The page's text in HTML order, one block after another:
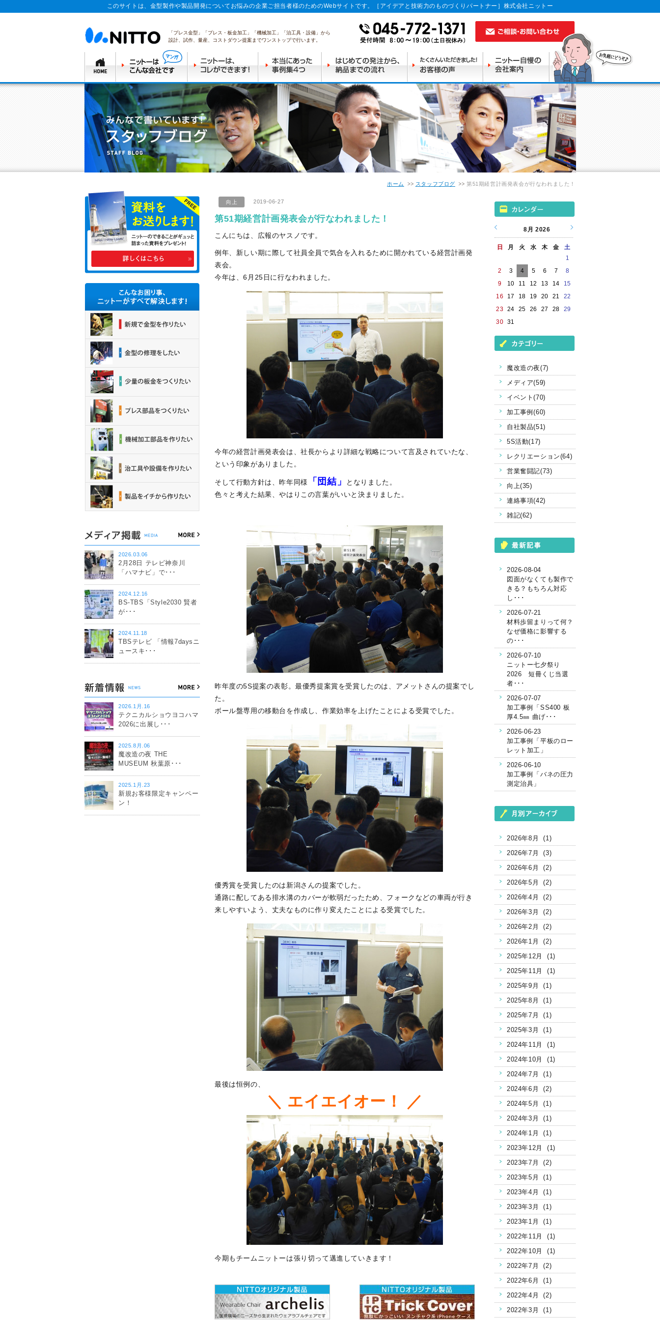
このサイトは、金型製作や製品開発についてお悩みの企業ご担当者様のためのWebサイトです。［アイデアと技術力のものづくりパートナー］株式会社ニットー
「プレス金型」「プレス・板金加工」「機械加工」「治工具・設備」から
設計、試作、量産、コストダウン提案までワンストップで行います。
ホーム スタッフブログ 第51期経営計画発表会が行なわれました！
向上 2019-06-27
第51期経営計画発表会が行なわれました！
こんにちは、広報のヤスノです。
例年、新しい期に際して社員全員で気合を入れるために開かれている経営計画発
表会。
今年は、6月25日に行なわれました。
今年の経営計画発表会は、社長からより詳細な戦略について言及されていたな、
という印象がありました。
そして行動方針は、昨年同様 「団結」
となりました。
色々と考えた結果、やはりこの言葉がいいと決まりました。
昨年度の5S提案の表彰。最優秀提案賞を受賞したのは、アメットさんの提案でし
た。
ボール盤専用の移動台を作成し、作業効率を上げたことによる受賞でした。
優秀賞を受賞したのは新潟さんの提案でした。
通路に配してある排水溝のカバーが軟弱だったため、フォークなどの車両が行き
来しやすいよう、丈夫なものに作り変えたことによる受賞でした。
最後は恒例の、
＼ エイエイオー！ ／
今期もチームニットーは張り切って邁進していきます！
8月 2026
日 月 火 水 木 金
土
1
2
3 4 5 6 7
8
9
10 11 12 13 14
15
16
17 18 19 20 21
22
23 24 25 26 27 28
29
30 31
魔改造の夜(7)
メディア(59)
イベント(70)
加工事例(60)
自社製品(51)
5S活動(17)
レクリエーション(64)
営業奮闘記(73)
向上(35)
連絡事項(42)
雑記(62)
2026-08-04
図面がなくても製作で
きる？もちろん対応
し･･･
2026-07-21
材料歩留まりって何？
なぜ価格に影響する
の･･･
2026-07-10
ニットー七夕祭り
2026 短冊くじ当選
者･･･
2026-07-07
加工事例「SS400 板
厚4.5㎜ 曲げ･･･
2026-06-23
加工事例「平板のロー
レット加工」
2026-06-10
加工事例「バネの圧力
測定治具」
2026年8月 (1)
2026年7月 (3)
2026年6月 (2)
2026年5月 (2)
2026年4月 (2)
2026年3月 (2)
2026年2月 (2)
2026年1月 (2)
2025年12月 (1)
2025年11月 (1)
2025年9月 (1)
2025年8月 (1)
2025年7月 (1)
2025年3月 (1)
2024年11月 (1)
2024年10月 (1)
2024年7月 (1)
2024年6月 (2)
2024年5月 (1)
2024年3月 (1)
2024年1月 (1)
2023年12月 (1)
2023年7月 (2)
2023年5月 (1)
2023年4月 (1)
2023年3月 (1)
2023年1月 (1)
2022年11月 (1)
2022年10月 (1)
2022年7月 (2)
2022年6月 (1)
2022年4月 (2)
2022年3月 (1)
2026.03.06
2月28日 テレビ神奈川
「ハマナビ」で･･･
2024.12.16
BS-TBS「Style2030 賢者
が･･･
2024.11.18
TBSテレビ 「情報7daysニ
ュースキ･･･
2026.1月.16
テクニカルショウヨコハマ
2026に出展し･･･
2025.8月.06
魔改造の夜 THE
MUSEUM 秋葉原･･･
2025.1月.23
新規お客様限定キャンペー
ン！